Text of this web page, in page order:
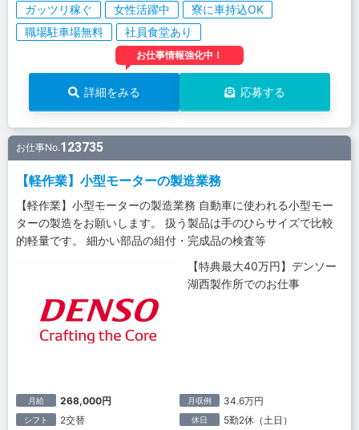
ガッツリ稼ぐ
女性活躍中
寮に車持込OK
職場駐車場無料
社員食堂あり
お仕事情報強化中！
詳細をみる 応募する
お仕事No.123735
【軽作業】小型モーターの製造業務
【軽作業】小型モーターの製造業務 自動車に使われる小型モー
ターの製造をお願いします。 扱う製品は手のひらサイズで比較
的軽量です。 細かい部品の組付・完成品の検査等
【特典最大40万円】デンソー
湖西製作所でのお仕事
月給 268,000円 月収例 34.6万円
シフト 2交替 休日 5勤2休（土日）